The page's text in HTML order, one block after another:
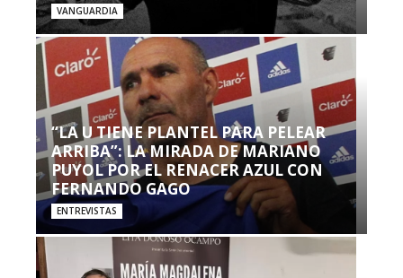
VANGUARDIA
“LA U TIENE PLANTEL PARA PELEAR
ARRIBA”: LA MIRADA DE MARIANO
PUYOL POR EL RENACER AZUL CON
FERNANDO GAGO
ENTREVISTAS